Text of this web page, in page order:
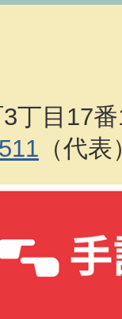
丁目17
（代表